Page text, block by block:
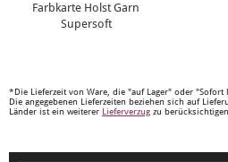
Farbkarte Holst Garn
Supersoft
*Die Lieferzeit von Ware, die "auf Lager" oder "Sofort
Die angegebenen Lieferzeiten beziehen sich auf
Länder ist ein weiterer Lieferverzug zu berücksichtigen.